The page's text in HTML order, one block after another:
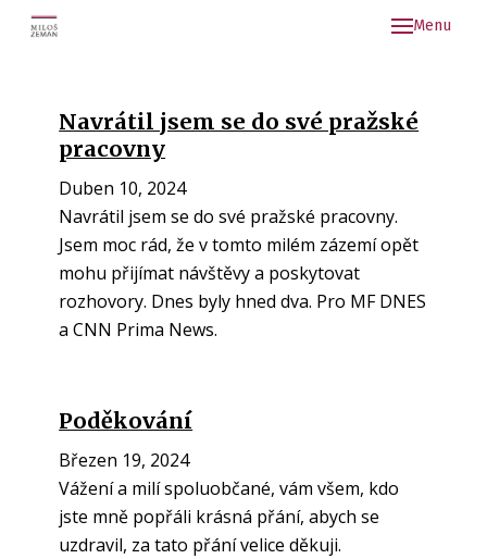
Menu
Navrátil jsem se do své pražské
pracovny
Duben 10, 2024
Navrátil jsem se do své pražské pracovny.
Jsem moc rád, že v tomto milém zázemí opět
mohu přijímat návštěvy a poskytovat
rozhovory. Dnes byly hned dva. Pro MF DNES
a CNN Prima News.
Poděkování
Březen 19, 2024
Vážení a milí spoluobčané, vám všem, kdo
jste mně popřáli krásná přání, abych se
uzdravil, za tato přání velice děkuji.